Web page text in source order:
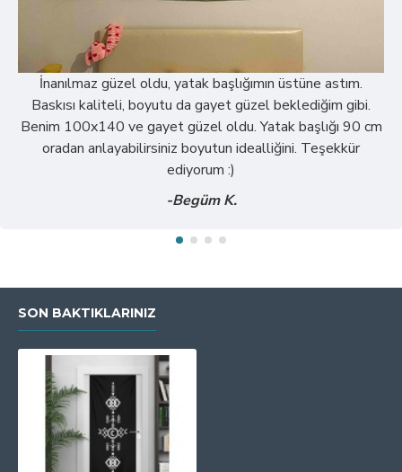
İnanılmaz güzel oldu, yatak başlığımın üstüne astım.
Baskısı kaliteli, boyutu da gayet güzel beklediğim gibi.
Benim 100x140 ve gayet güzel oldu. Yatak başlığı 90 cm
oradan anlayabilirsiniz boyutun idealliğini. Teşekkür
ediyorum :)
-Begüm K.
SON BAKTIKLARINIZ